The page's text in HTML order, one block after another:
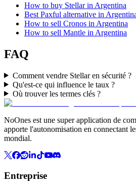
How to buy Stellar in Argentina
Best Paxful alternative in
How to sell Cronos in Argentina
How to sell Mantle in Argentina
FAQ
Comment vendre Stellar en sécurité ?
Qu'est-ce qui influence le taux ?
Où trouver les termes clés ?
NoOnes est une super application de
apporte l'autonomisation en connectant
mondial.
Entreprise